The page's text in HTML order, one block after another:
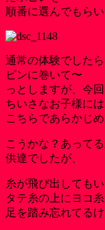
順番に選んでもら
通常の体験でした
ビンに巻いて〜
っとしますが、今回
ちいさなお子様に
こちらであらかじ
こうかな？あって
供達でしたが、
糸が飛び出してもい
タテ糸の上にヨコ
足を踏み忘れてる